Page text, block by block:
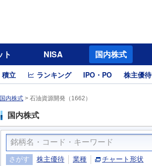
ト NISA 国内株式
積立 ランキング IPO・PO 株主優待
国内株式 > 石油資源開発（1662）
国内株式
さがす 株主優待 業種 チャート形状